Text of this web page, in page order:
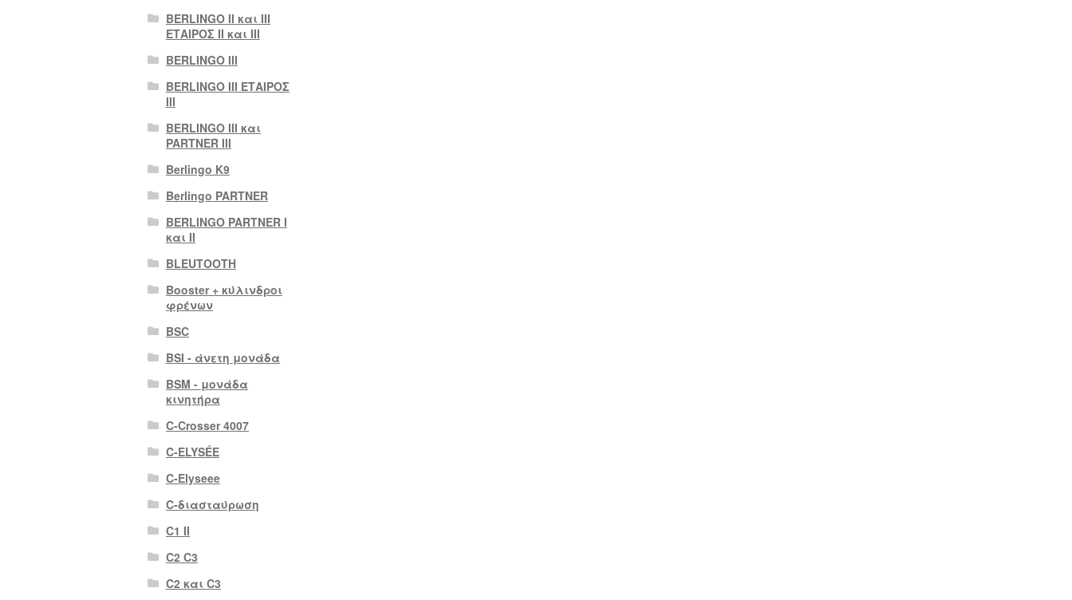
BERLINGO II και III
ΕΤΑΙΡΟΣ II και III
BERLINGO III
BERLINGO III ΕΤΑΙΡΟΣ
III
BERLINGO III και
PARTNER III
Berlingo K9
Berlingo PARTNER
BERLINGO PARTNER I
και II
BLEUTOOTH
Booster + κύλινδροι
φρένων
BSC
BSI - άνετη μονάδα
BSM - μονάδα
κινητήρα
C-Crosser 4007
C-ELYSÉE
C-Elyseee
C-διασταύρωση
C1 II
C2 C3
C2 και C3